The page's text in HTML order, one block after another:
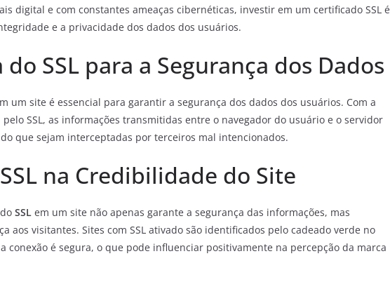
digital e com constantes ameaças cibernéticas, investir em um certificado SSL é
e a privacidade dos dados dos usuários.
SSL para a Segurança dos Dados
um site é essencial para garantir a segurança dos dados dos usuários. Com a
SSL, as informações transmitidas entre o navegador do usuário e o servidor
que sejam interceptadas por terceiros mal intencionados.
na Credibilidade do Site
SSL em um site não apenas garante a segurança das informações, mas
aos visitantes. Sites com SSL ativado são identificados pelo cadeado verde no
conexão é segura, o que pode influenciar positivamente na percepção da marca